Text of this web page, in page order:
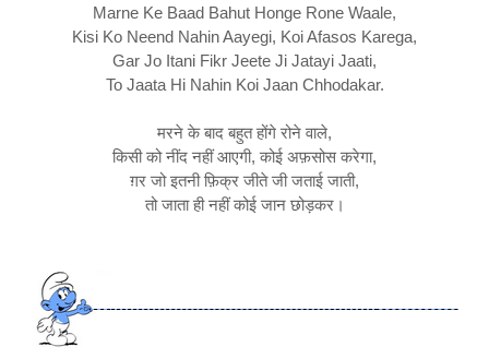
Marne Ke Baad Bahut Honge Rone Waale,
Kisi Ko Neend Nahin Aayegi, Koi Afasos Karega,
Gar Jo Itani Fikr Jeete Ji Jatayi Jaati,
To Jaata Hi Nahin Koi Jaan Chhodakar.
मरने के बाद बहुत होंगे रोने वाले,
किसी को नींद नहीं आएगी, कोई अफ़सोस करेगा,
ग़र जो इतनी फ़िक्र जीते जी जताई जाती,
तो जाता ही नहीं कोई जान छोड़कर।